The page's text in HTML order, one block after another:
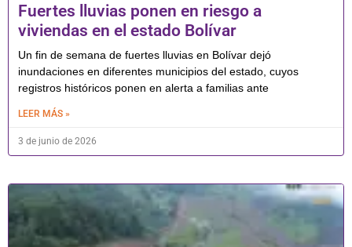
Fuertes lluvias ponen en riesgo a
viviendas en el estado Bolívar
Un fin de semana de fuertes lluvias en Bolívar dejó
inundaciones en diferentes municipios del estado, cuyos
registros históricos ponen en alerta a familias ante
LEER MÁS »
3 de junio de 2026